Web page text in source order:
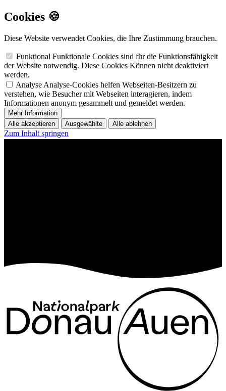
Cookies 🍪
Diese Website verwendet Cookies, die Ihre Zustimmung brauchen.
Funktional Funktionale Cookies sind für die Funktionsfähigkeit
der Website notwendig. Diese Cookies Können nicht deaktiviert
werden.
Analyse Analyse-Cookies helfen Webseiten-Besitzern zu
verstehen, wie Besucher mit Webseiten interagieren, indem
Informationen anonym gesammelt und gemeldet werden.
Mehr Information
Alle akzeptieren
Ausgewählte Alle ablehnen
Zum Inhalt springen